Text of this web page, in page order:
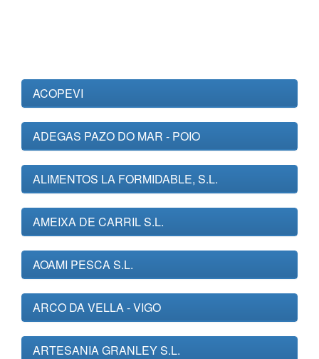
ACOPEVI
ADEGAS PAZO DO MAR - POIO
ALIMENTOS LA FORMIDABLE, S.L.
AMEIXA DE CARRIL S.L.
AOAMI PESCA S.L.
ARCO DA VELLA - VIGO
ARTESANIA GRANLEY S.L.